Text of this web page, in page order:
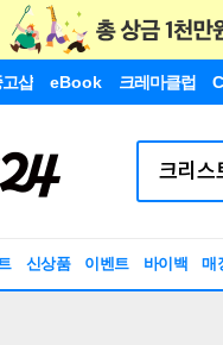
고샵 eBook 크레마클럽
신상품 이벤트 바이백 매